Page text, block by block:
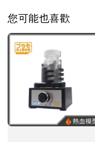
您可能也喜歡